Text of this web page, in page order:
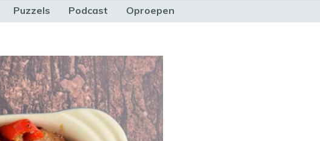
Puzzels Podcast Oproepen